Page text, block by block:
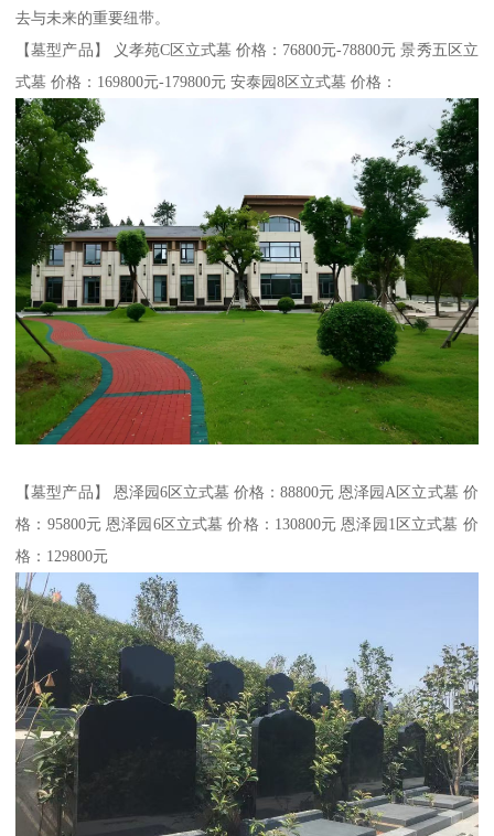
去与未来的重要纽带。
【墓型产品】 义孝苑C区立式墓 价格：76800元-78800元 景秀五区立
式墓 价格：169800元-179800元 安泰园8区立式墓 价格：
【墓型产品】 恩泽园6区立式墓 价格：88800元 恩泽园A区立式墓 价
格：95800元 恩泽园6区立式墓 价格：130800元 恩泽园1区立式墓 价
格：129800元